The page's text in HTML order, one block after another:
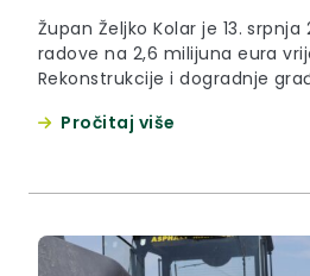
Župan Željko Kolar je 13.
radove na 2,6 milijuna eura
Rekonstrukcije i dogradnje
o projektu u sklopu kojeg se
Pročitaj više